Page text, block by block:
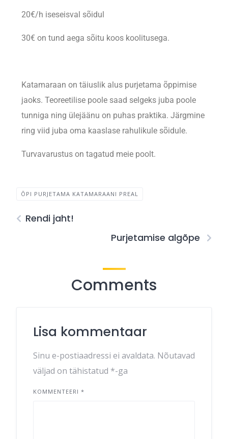
20€/h iseseisval sõidul
30€ on tund aega sõitu koos koolitusega.
Katamaraan on täiuslik alus purjetama õppimise
jaoks. Teoreetilise poole saad selgeks juba poole
tunniga ning ülejäänu on puhas praktika. Järgmine
ring viid juba oma kaaslase rahulikule sõidule.
Turvavarustus on tagatud meie poolt.
ÕPI PURJETAMA KATAMARAANI PREAL
Rendi jaht!
Purjetamise algõpe
Comments
Lisa kommentaar
Sinu e-postiaadressi ei avaldata. Nõutavad
väljad on tähistatud *-ga
KOMMENTEERI *